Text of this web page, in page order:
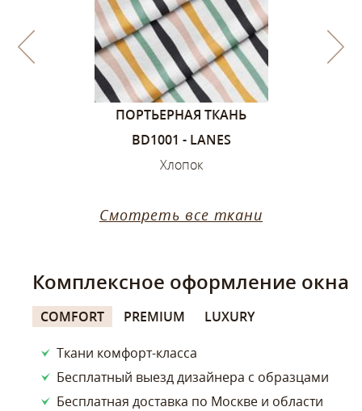
ПОРТЬЕРНАЯ ТКАНЬ
BD1001 - LANES
Хлопок
Смотреть все ткани
Комплексное оформление окна
COMFORT PREMIUM LUXURY
Ткани комфорт-класса
Бесплатный выезд дизайнера с образцами
Бесплатная доставка по Москве и области